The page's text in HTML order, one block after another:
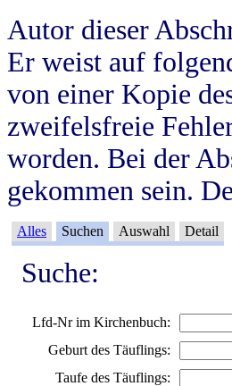
Autor dieser
Er weist auf
von einer Kopie
zweifelsfreie
worden. Bei der
gekommen sein.
Alles Suchen Auswahl Detail
Suche:
Lfd-Nr im Kirchenbuch:
Geburt des Täuflings:
Taufe des Täuflings: